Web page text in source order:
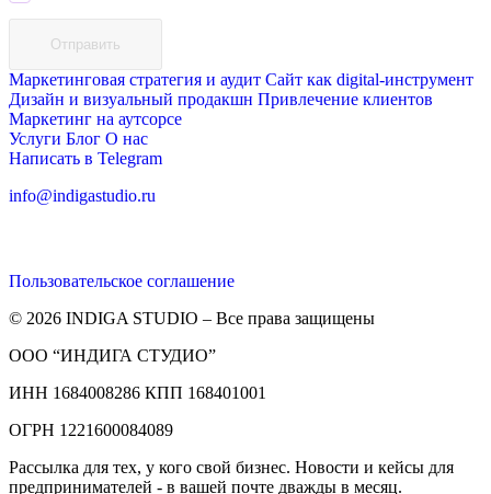
Отправить
Маркетинговая стратегия и аудит Сайт как digital-инструмент
Дизайн и визуальный продакшн Привлечение клиентов
Маркетинг на аутсорсе
Услуги Блог О нас
Написать в Telegram
info@indigastudio.ru
Пользовательское соглашение
© 2026 INDIGA STUDIO – Все права защищены
ООО “ИНДИГА СТУДИО”
ИНН 1684008286 КПП 168401001
ОГРН 1221600084089
Рассылка для тех, у кого свой бизнес. Новости и кейсы для
предпринимателей - в вашей почте дважды в месяц.